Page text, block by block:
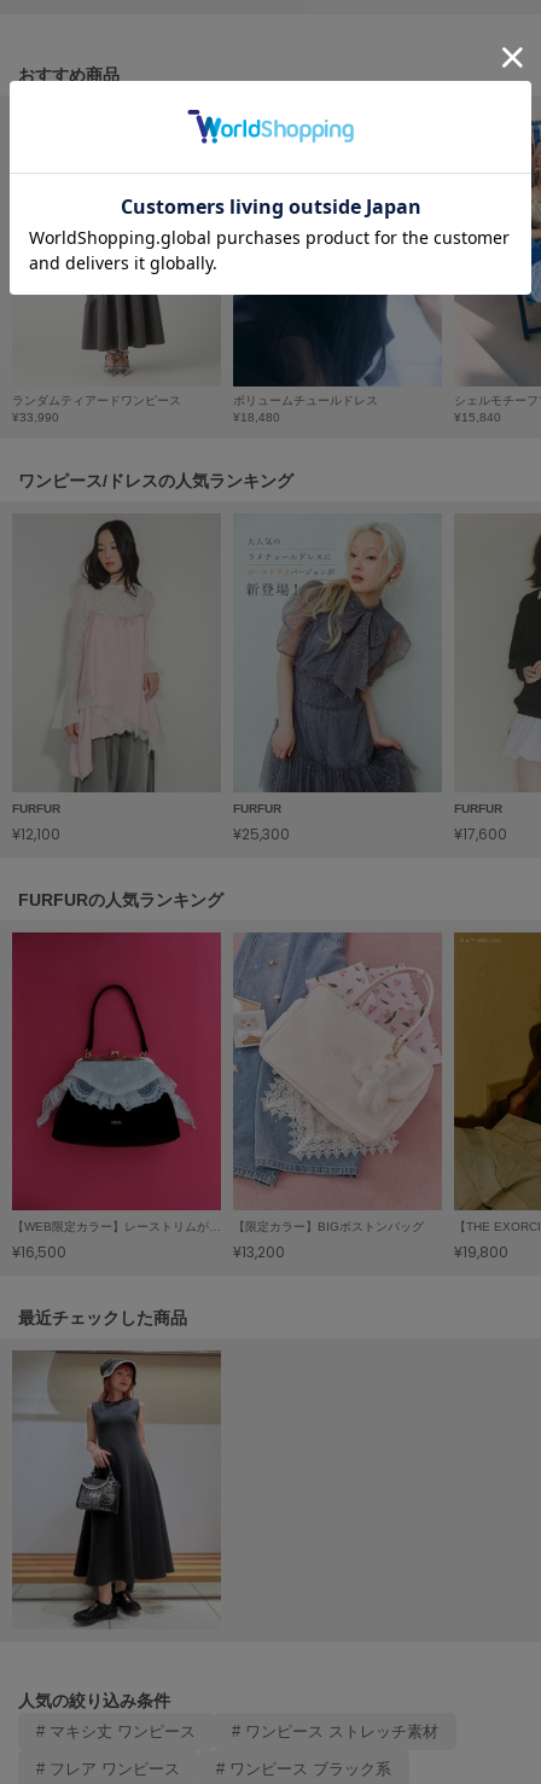
ファーファー
GELATO PIQUE CAT&DOG
ジェラート ピケ キャットアンドドッグ
gelato pique Sleep
ジェラート ピケ スリープ
Henon.
LAATO
le
ルコックスポルティフ
LeSportsac
レスポートサック
LILY BROWN
リリーブラウン
LITTLE UNION TOKYO
made of Organics
メイドオブオーガニクス
MICHU COQUETTE
ミチュ コケット
MIESROHE
ミースロエ
miies miim
ミーエスミーム
MOIGE
モワージュ
MUCHA
おすすめ商品
ランダムティアードワンピース
¥33,990
ボリュームチュールドレス
¥18,480
¥15,840
ワンピース/ドレスの人気ランキング
FURFUR
¥12,100
FURFUR
¥25,300
FURFUR
¥17,600
FURFURの人気ランキング
【WEB限定カラー】レーストリムがま口バッグ
¥16,500
【限定カラー】BIGボストンバッグ
¥13,200 ¥19,800
関連記事
最近チェックした商品
人気の絞り込み条件
# マキシ丈 ワンピース # ワンピース ストレッチ素材
# フレア ワンピース # ワンピース ブラック系